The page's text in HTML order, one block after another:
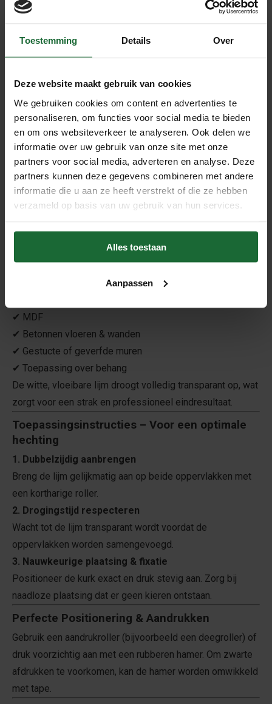
Toestemming Details Over
Deze website maakt gebruik van cookies
We gebruiken cookies om content en advertenties te
personaliseren, om functies voor social media te bieden
en om ons websiteverkeer te analyseren. Ook delen we
informatie over uw gebruik van onze site met onze
partners voor social media, adverteren en analyse. Deze
partners kunnen deze gegevens combineren met andere
informatie die u aan ze heeft verstrekt of die ze hebben
verzameld op basis van uw gebruik van hun services.
Alles toestaan
Aanpassen
Aandrukrol - zacht 15 cm -
t.b.v. kurktegels wand/vloer
Beschrijving
voor een sterke en duurzame verlijming van kurk op
diverse poreuze ondergronden. Dankzij de uitstekende
hechting is deze lijm ideaal voor gebruik op:
✔ MDF
✔ Betonnen vloeren & wanden
✔ Gestucte of geverfde muren
✔ Toepassing over behang
De witte, vloeibare lijm droogt volledig transparant op, wat
zorgt voor een strak en professioneel eindresultaat.
Toepassingsinstructies – Voor een optimale
hechting
1. Dubbelzijdig aanbrengen
Breng de lijm gelijkmatig aan op beide oppervlakken met
een kortharige roller.
2. Drogingstijd respecteren
Wacht tot de lijm transparant wordt voordat de
oppervlakken worden samengevoegd.
3. Nauwkeurige plaatsing & fixatie
Positioneer de kurk exact en druk stevig aan. Zorg bij
naadloze plaatsing dat er geen kieren ontstaan.
Perfecte Positionering & Aandrukken
Gebruik een aandrukroller (bijvoorbeeld een deegroller) of
druk voorzichtig aan met een rubberen hamer. Om zwarte
afdrukken te voorkomen, kan de hamer worden omwikkeld
met tape.